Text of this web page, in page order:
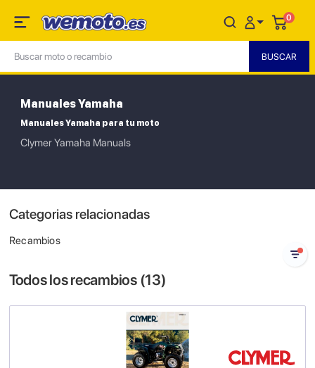
0
Manuales Yamaha
Manuales Yamaha para tu moto
Clymer Yamaha Manuals
Categorias relacionadas
Recambios
Todos los recambios (13)